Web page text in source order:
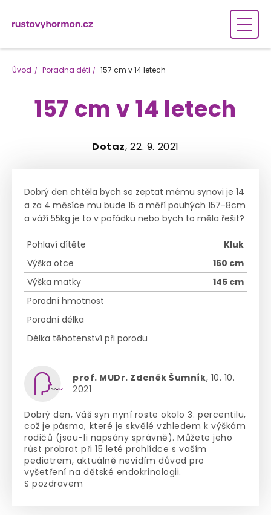
Úvod Poradna děti 157 cm v 14 letech
157 cm v 14 letech
Dotaz, 22. 9. 2021
Dobrý den chtěla bych se zeptat mému synovi je 14
a za 4 měsíce mu bude 15 a měří pouhých 157-8cm
a váží 55kg je to v pořádku nebo bych to měla řešit?
Pohlaví dítěte
Kluk
Výška otce
160 cm
Výška matky
145 cm
Porodní hmotnost
Porodní délka
Délka těhotenství při porodu
prof. MUDr. Zdeněk Šumník, 10. 10.
2021
Dobrý den, Váš syn nyní roste okolo 3. percentilu,
což je pásmo, které je skvělé vzhledem k výškám
rodičů (jsou-li napsány správně). Můžete jeho
růst probrat při 15 leté prohlídce s vaším
pediatrem, aktuálně nevidím důvod pro
vyšetření na dětské endokrinologii.
S pozdravem